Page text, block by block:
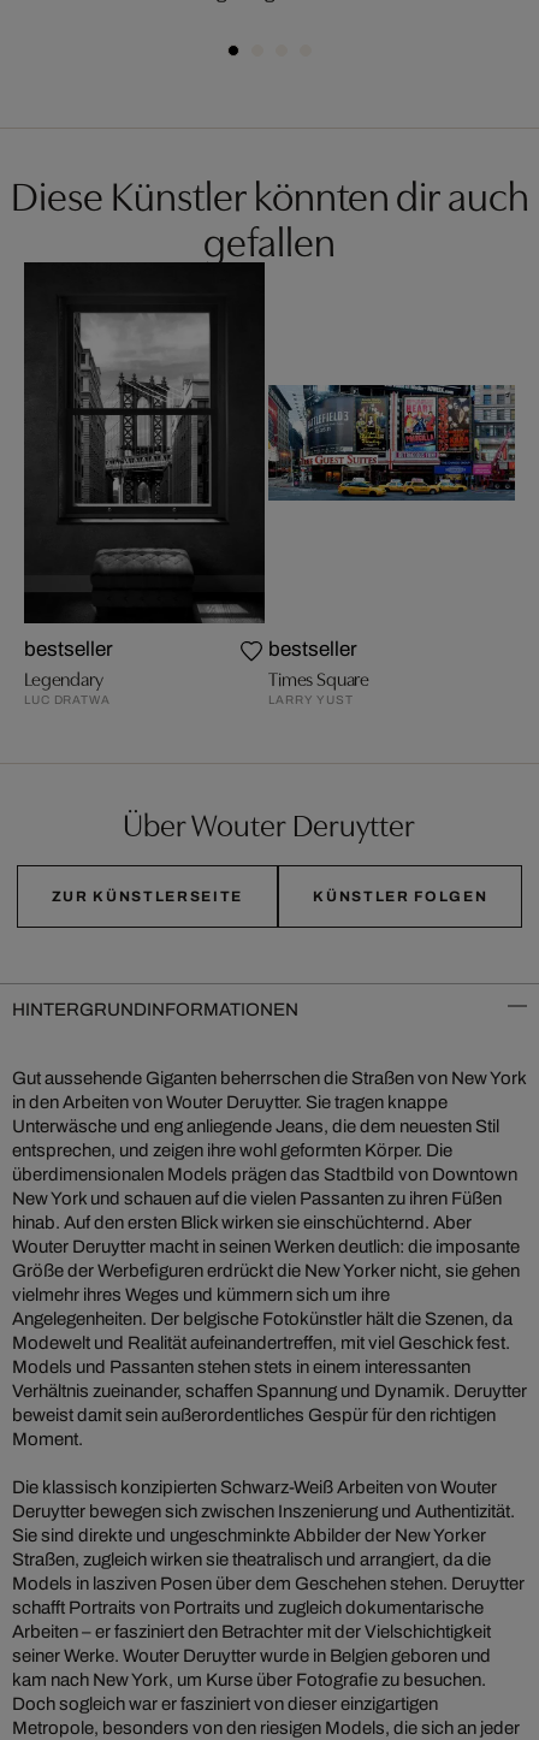
Diese Künstler könnten dir auch
gefallen
bestseller
Legendary
LUC DRATWA
bestseller
Times Square
LARRY YUST
Über Wouter Deruytter
ZUR KÜNSTLERSEITE KÜNSTLER FOLGEN
HINTERGRUNDINFORMATIONEN
Gut aussehende Giganten beherrschen die Straßen von New York
in den Arbeiten von Wouter Deruytter. Sie tragen knappe
Unterwäsche und eng anliegende Jeans, die dem neuesten Stil
entsprechen, und zeigen ihre wohl geformten Körper. Die
überdimensionalen Models prägen das Stadtbild von Downtown
New York und schauen auf die vielen Passanten zu ihren Füßen
hinab. Auf den ersten Blick wirken sie einschüchternd. Aber
Wouter Deruytter macht in seinen Werken deutlich: die imposante
Größe der Werbefiguren erdrückt die New Yorker nicht, sie gehen
vielmehr ihres Weges und kümmern sich um ihre
Angelegenheiten. Der belgische Fotokünstler hält die Szenen, da
Modewelt und Realität aufeinandertreffen, mit viel Geschick fest.
Models und Passanten stehen stets in einem interessanten
Verhältnis zueinander, schaffen Spannung und Dynamik. Deruytter
beweist damit sein außerordentliches Gespür für den richtigen
Moment.
Die klassisch konzipierten Schwarz-Weiß Arbeiten von Wouter
Deruytter bewegen sich zwischen Inszenierung und Authentizität.
Sie sind direkte und ungeschminkte Abbilder der New Yorker
Straßen, zugleich wirken sie theatralisch und arrangiert, da die
Models in lasziven Posen über dem Geschehen stehen. Deruytter
schafft Portraits von Portraits und zugleich dokumentarische
Arbeiten – er fasziniert den Betrachter mit der Vielschichtigkeit
seiner Werke. Wouter Deruytter wurde in Belgien geboren und
kam nach New York, um Kurse über Fotografie zu besuchen.
Doch sogleich war er fasziniert von dieser einzigartigen
Metropole, besonders von den riesigen Models, die sich an jeder